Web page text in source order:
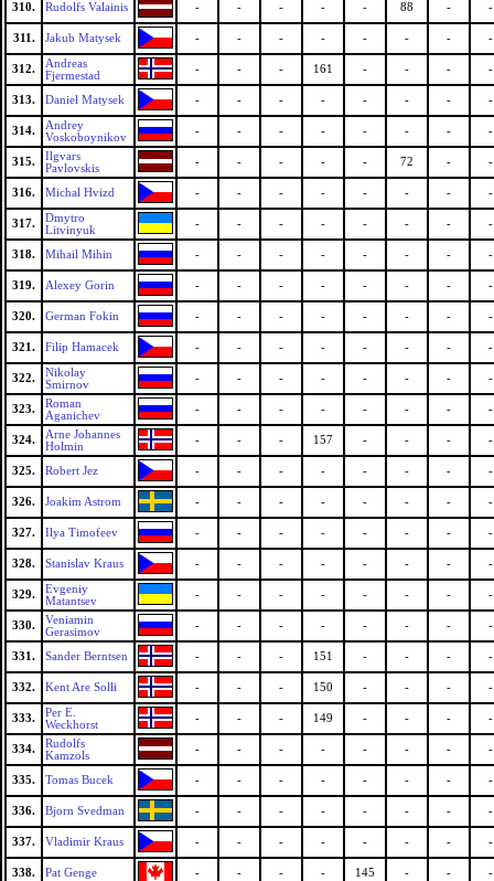
310. Rudolfs Valainis - - - - - 88 - -
311. Jakub Matysek - - - - - - - -
312.
Andreas
Fjermestad
- - - 161 - - - -
313. Daniel Matysek - - - - - - - -
314.
Andrey
Voskoboynikov
- - - - - - - -
315.
Ilgvars
Pavlovskis
- - - - - 72 - -
316. Michal Hvizd - - - - - - - -
317.
Dmytro
Litvinyuk
- - - - - - - -
318. Mihail Mihin - - - - - - - -
319. Alexey Gorin - - - - - - - -
320. German Fokin - - - - - - - -
321. Filip Hamacek - - - - - - - -
322.
Nikolay
Smirnov
- - - - - - - -
323.
Roman
Aganichev
- - - - - - - -
324.
Arne Johannes
Holmin
- - - 157 - - - -
325. Robert Jez - - - - - - - -
326. Joakim Astrom - - - - - - - -
327. Ilya Timofeev - - - - - - - -
328. Stanislav Kraus - - - - - - - -
329.
Evgeniy
Matantsev
- - - - - - - -
330.
Veniamin
Gerasimov
- - - - - - - -
331. Sander Berntsen - - - 151 - - - -
332. Kent Are Solli - - - 150 - - - -
333.
Per E.
Weckhorst
- - - 149 - - - -
334.
Rudolfs
Kamzols
- - - - - - - -
335. Tomas Bucek - - - - - - - -
336. Bjorn Svedman - - - - - - - -
337. Vladimir Kraus - - - - - - - -
338. Pat Genge - - - - 145 - - -